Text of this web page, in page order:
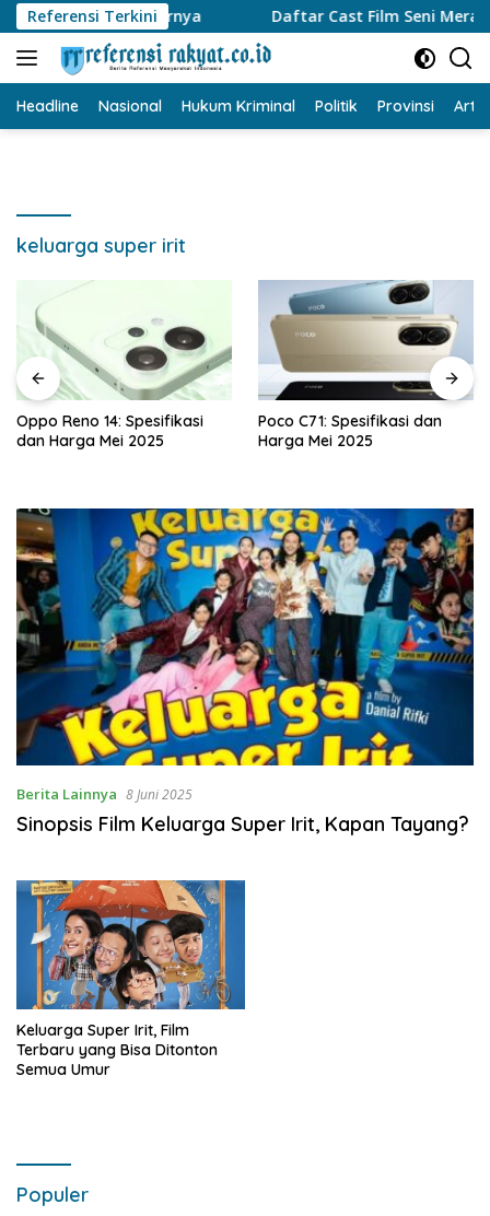
Langsung
ke
konten
Referensi Terkini
Burn, Begini Alurnya Daftar Cast Film Seni Merayu
Headline Nasional Hukum Kriminal Politik Provinsi
keluarga super irit
Oppo Reno 14: Spesifikasi
dan Harga Mei 2025
Poco C71: Spesifikasi dan
Harga Mei 2025
Berita Lainnya 8 Juni 2025
Sinopsis Film Keluarga Super Irit, Kapan Tayang?
Keluarga Super Irit, Film
Terbaru yang Bisa Ditonton
Semua Umur
Populer